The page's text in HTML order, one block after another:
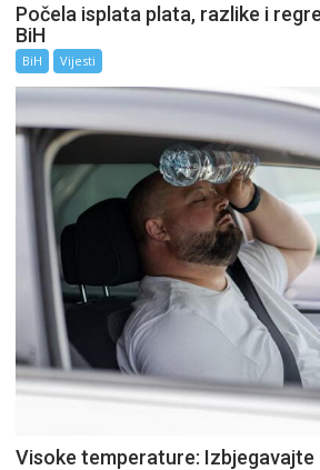
Počela isplata plata, razlike i
BiH
BiH Vijesti
Visoke temperature: Izbjegavajte